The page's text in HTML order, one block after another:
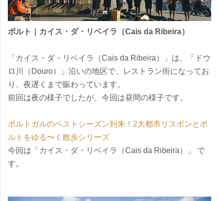
ポルト｜カイス・ダ・リベイラ（Cais da Ribeira）
「カイス・ダ・リベイラ（Cais da Ribeira）」は、「ドウ
ロ川（Douro）」沿いの地区で、レストラン街になってお
り、夜遅くまで賑わっています。
前回は夜の様子でしたが、今回は昼間の様子です。
ポルトガルのベストシーズン到来！2大都市リスボンとポ
ルトをゆる〜く散歩シリーズ
今回は「カイス・ダ・リベイラ（Cais da Ribeira）」 で
す。